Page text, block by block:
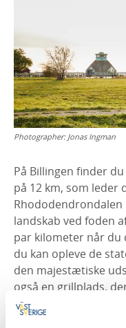
Photographer: Jonas Ingman
På Billingen finder
på 12 km, som leder
landskab ved foden
par kilometer når du
du kan opleve de
den majestætiske
også en grillplads,
kan hvile benene
med udsigt ud over